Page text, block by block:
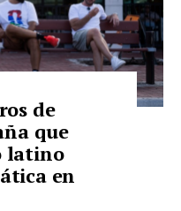
de
que
latino
en